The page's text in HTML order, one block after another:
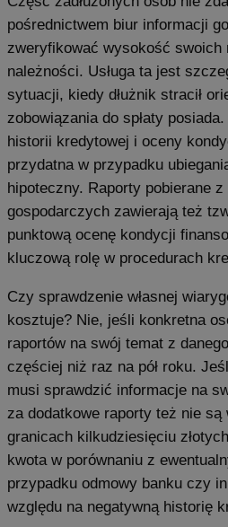
pośrednictwem biur informacji
zweryfikować wysokość swoich
należności. Usługa ta jest
sytuacji, kiedy dłużnik stracił
zobowiązania do spłaty
historii kredytowej i oceny
przydatna w przypadku
hipoteczny. Raporty pobierane
gospodarczych zawierają też
punktową ocenę kondycji
kluczową rolę w procedurach
Czy sprawdzenie własnej
kosztuje? Nie, jeśli konkretna
raportów na swój temat z
częściej niż raz na pół roku.
musi sprawdzić informacje na
za dodatkowe raporty też nie
granicach kilkudziesięciu
kwota w porównaniu z
przypadku odmowy banku czy
względu na negatywną historię